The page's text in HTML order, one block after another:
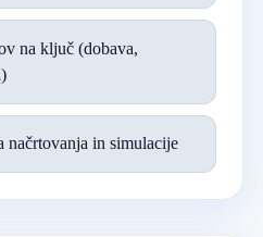
na ključ (dobava,
načrtovanja in simulacije